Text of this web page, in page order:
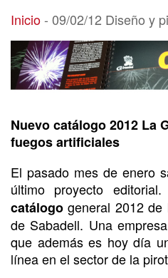
09/02/12 Diseño y
Inicio- 09/02/12 Diseño y
Nuevo catálogo 2012 La
fuegos artificiales
El pasado mes de enero
último proyecto
catálogo general 2012 de
de Sabadell. Una
que además es hoy día
línea en el sector de la